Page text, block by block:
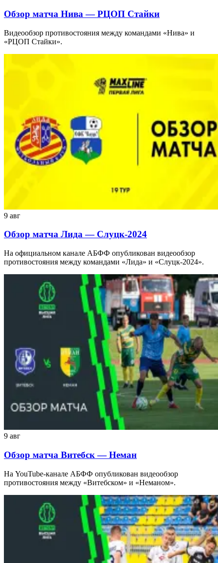
Обзор матча Нива — РЦОП Стайки
Видеообзор противостояния между командами «Нива» и
«РЦОП Стайки».
9 авг
Обзор матча Лида — Слуцк-2024
На официальном канале АБФФ опубликован видеообзор
противостояния между командами «Лида» и «Слуцк-2024».
9 авг
Обзор матча Витебск — Неман
На YouTube-канале АБФФ опубликован видеообзор
противостояния между «Витебском» и «Неманом».